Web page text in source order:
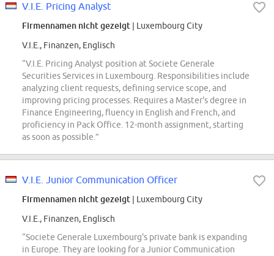
V.I.E. Pricing Analyst
Firmennamen nicht gezeigt | Luxembourg City
V.I.E., Finanzen, Englisch
“V.I.E. Pricing Analyst position at Societe Generale
Securities Services in Luxembourg. Responsibilities include
analyzing client requests, defining service scope, and
improving pricing processes. Requires a Master's degree in
Finance Engineering, fluency in English and French, and
proficiency in Pack Office. 12-month assignment, starting
as soon as possible.”
V.I.E. Junior Communication Officer
Firmennamen nicht gezeigt | Luxembourg City
V.I.E., Finanzen, Englisch
“Societe Generale Luxembourg's private bank is expanding
in Europe. They are looking for a Junior Communication